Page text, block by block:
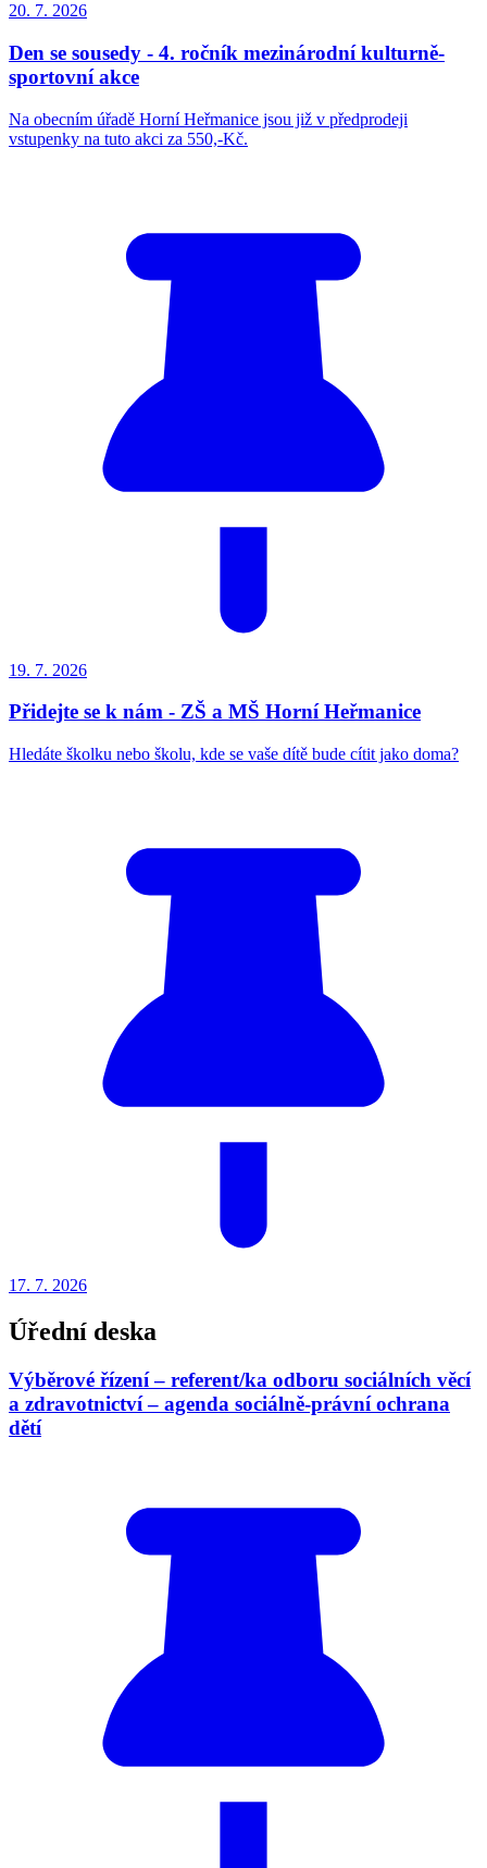
20. 7. 2026
Den se sousedy - 4. ročník mezinárodní kulturně-
sportovní akce
Na obecním úřadě Horní Heřmanice jsou již v předprodeji
vstupenky na tuto akci za 550,-Kč.
19. 7. 2026
Přidejte se k nám - ZŠ a MŠ Horní Heřmanice
Hledáte školku nebo školu, kde se vaše dítě bude cítit jako doma?
17. 7. 2026
Úřední deska
Výběrové řízení – referent/ka odboru sociálních věcí
a zdravotnictví – agenda sociálně-právní ochrana
dětí